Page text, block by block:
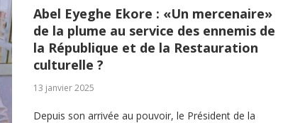
Abel Eyeghe Ekore : «Un mercenaire»
de la plume au service des ennemis de
la République et de la Restauration
culturelle ?
13 janvier 2025
Depuis son arrivée au pouvoir, le Président de la